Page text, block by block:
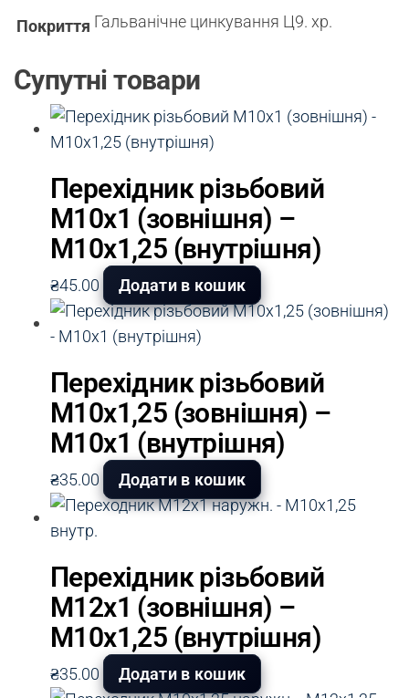
Покриття Гальванічне цинкування Ц9. хр.
Супутні товари
Перехідник різьбовий
М10х1 (зовнішня) –
М10х1,25 (внутрішня)
₴45.00 Додати в кошик
Перехідник різьбовий
М10х1,25 (зовнішня) –
М10х1 (внутрішня)
₴35.00 Додати в кошик
Перехідник різьбовий
М12х1 (зовнішня) –
М10х1,25 (внутрішня)
₴35.00 Додати в кошик